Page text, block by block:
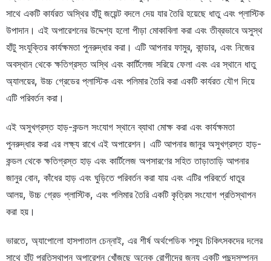
সাথে একটি কার্যরত অস্থির হাঁটু জয়েন্ট বদলে দেয় যার তৈরি হয়েছে ধাতু এবং প্লাস্টিক
উপাদান। এই অপারেশনের উদ্দেশ্য হলো পীড়া মোকাবিলা করা এবং তীব্রভাবে অসুস্থ
হাঁটু সংযুক্তির কার্যক্ষমতা পুনরুদ্ধার করা। এটি আপনার ফামুর, কান্ডার, এবং নিজের
অবস্থান থেকে ক্ষতিগ্রস্ত অস্থি এবং কার্টিলেজ সরিয়ে ফেলা এবং এর স্থানে ধাতু
অ্যালয়ের, উচ্চ গ্রেডের প্লাস্টিক এবং পলিমার তৈরি করা একটি কার্যরত যৌগ দিয়ে
এটি পরিবর্তন করা।
এই অসুখগ্রস্ত হাড়-কন্ডল সংযোগ স্থানে ব্যাথা মোক্ষ করা এবং কার্যক্ষমতা
পুনরুদ্ধার করা এর লক্ষ্য রাখে এই অপারেশন। এটি আপনার জানুর অসুখগ্রস্ত হাড়-
কন্ডল থেকে ক্ষতিগ্রস্ত হাড় এবং কার্টিলেজ অপসারণের সহিত তাড়াতাড়ি আপনার
জানুর বোন, কাঁধের হাড় এবং ঘুড়িতে পরিবর্তন করা যায় এবং এটির পরিবর্তে ধাতুর
আলয়, উচ্চ গ্রেড প্লাস্টিক, এবং পলিমার তৈরি একটি কৃত্রিম সংযোগ প্রতিস্থাপন
করা হয়।
ভারতে, অ্যাপোলো হাসপাতাল চেন্নাই, এর শীর্ষ অর্থপেডিক শস্যু চিকিৎসকদের দলের
সাথে হাঁটু প্রতিস্থাপন অপারেশন খোঁজছে অনেক রোগীদের জন্য একটি পছন্দসম্পন্ন